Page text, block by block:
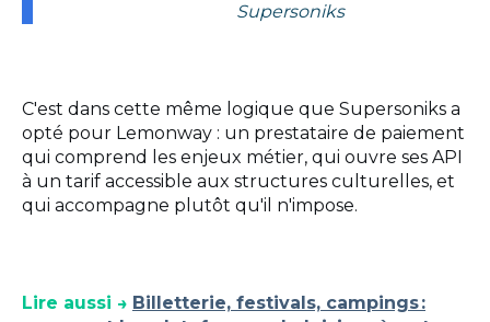
Supersoniks
C'est dans cette même logique que Supersoniks a
opté pour Lemonway : un prestataire de paiement
qui comprend les enjeux métier, qui ouvre ses API
à un tarif accessible aux structures culturelles, et
qui accompagne plutôt qu'il n'impose.
Lire aussi → Billetterie, festivals, campings: